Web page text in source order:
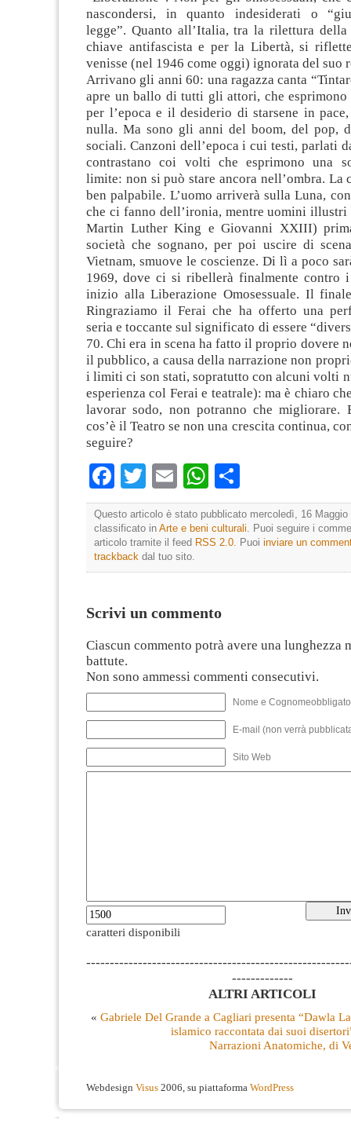
nascondersi, in quanto indesiderati o
legge”. Quanto all’Italia, tra la rilettura
chiave antifascista e per la Libertà, si
venisse (nel 1946 come oggi) ignorata del suo
Arrivano gli anni 60: una ragazza canta
apre un ballo di tutti gli attori, che esprimono
per l’epoca e il desiderio di starsene in
nulla. Ma sono gli anni del boom, del pop,
sociali. Canzoni dell’epoca i cui testi, parlati
contrastano coi volti che esprimono una
limite: non si può stare ancora nell’ombra. La
ben palpabile. L’uomo arriverà sulla Luna,
che ci fanno dell’ironia, mentre uomini illustri
Martin Luther King e Giovanni XXIII)
società che sognano, per poi uscire di
Vietnam, smuove le coscienze. Di lì a poco
1969, dove ci si ribellerà finalmente contro i
inizio alla Liberazione Omosessuale. Il
Ringraziamo il Ferai che ha offerto una
seria e toccante sul significato di essere
70. Chi era in scena ha fatto il proprio dovere
il pubblico, a causa della narrazione non
i limiti ci son stati, sopratutto con alcuni volti
esperienza col Ferai e teatrale): ma è chiaro
lavorar sodo, non potranno che migliorare.
cos’è il Teatro se non una crescita continua,
seguire?
Facebook
Twitter
EmailWhatsApp
Questo articolo è stato pubblicato mercoledì, 16 Maggio
classificato in Arte e beni culturali . Puoi seguire i
articolo tramite il feed RSS 2.0 . Puoi inviare un
trackback dal tuo sito.
Scrivi un commento
Ciascun commento potrà avere una lunghezza
battute.
Non sono ammessi commenti consecutivi.
Nome e
E-mail (non verrà
Sito Web
caratteri disponibili
-------------
ALTRI ARTICOLI
« Gabriele Del Grande a Cagliari presenta “Dawla
islamico raccontata dai suoi
Narrazioni Anatomiche, di
Webdesign Visus 2006, su piattaforma WordPress